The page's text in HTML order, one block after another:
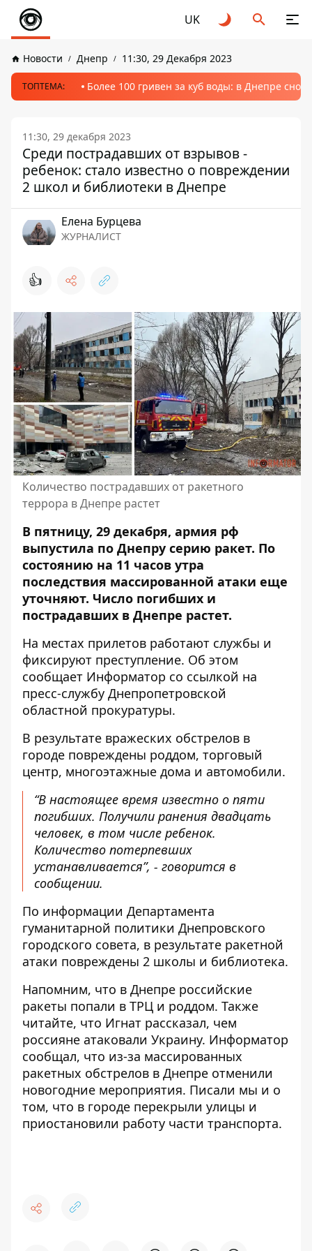
UK
Новости Днепр 11:30, 29 Декабря 2023
ТОПТЕМА: Более 100 гривен за куб воды: в Днепре
11:30, 29 декабря 2023
Среди пострадавших от взрывов -
ребенок: стало известно о повреждении
2 школ и библиотеки в Днепре
Елена Бурцева
ЖУРНАЛИСТ
👍
Количество пострадавших от ракетного
террора в Днепре растет
В пятницу, 29 декабря, армия рф
выпустила по Днепру серию ракет. По
состоянию на 11 часов утра
последствия массированной атаки еще
уточняют. Число погибших и
пострадавших в Днепре растет.
На местах прилетов работают службы и
фиксируют преступление. Об этом
сообщает Информатор со ссылкой на
пресс-службу Днепропетровской
областной прокуратуры.
В результате вражеских обстрелов в
городе повреждены роддом, торговый
центр, многоэтажные дома и автомобили.
“В настоящее время известно о пяти
погибших. Получили ранения двадцать
человек, в том числе ребенок.
Количество потерпевших
устанавливается”, - говорится в
сообщении.
По информации Департамента
гуманитарной политики Днепровского
городского совета, в результате ракетной
атаки повреждены 2 школы и библиотека.
Напомним, что в Днепре российские
ракеты попали в ТРЦ и роддом. Также
читайте, что Игнат рассказал, чем
россияне атаковали Украину. Информатор
сообщал, что из-за массированных
ракетных обстрелов в Днепре отменили
новогодние мероприятия. Писали мы и о
том, что в городе перекрыли улицы и
приостановили работу части транспорта.